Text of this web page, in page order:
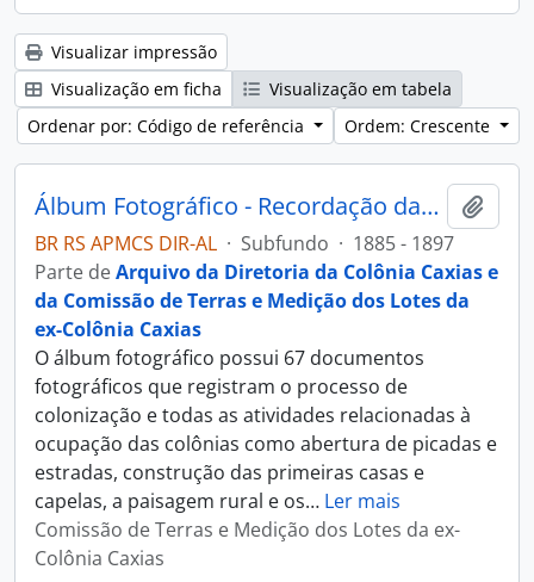
Visualizar impressão
Visualização em ficha
Visualização em tabela
Ordenar por: Código de referência
Ordem: Crescente
Álbum Fotográfico - Recordação das Colônias Conde D’Eu, Dona Isabel, Alfredo Chaves, Antonio Prado e Caxias
BR RS APMCS DIR-AL · Subfundo · 1885 - 1897
Parte deArquivo da Diretoria da Colônia Caxias e
da Comissão de Terras e Medição dos Lotes da
ex-Colônia Caxias
O álbum fotográfico possui 67 documentos
fotográficos que registram o processo de
colonização e todas as atividades relacionadas à
ocupação das colônias como abertura de picadas e
estradas, construção das primeiras casas e
capelas, a paisagem rural e os… Ler mais
Comissão de Terras e Medição dos Lotes da ex-
Colônia Caxias